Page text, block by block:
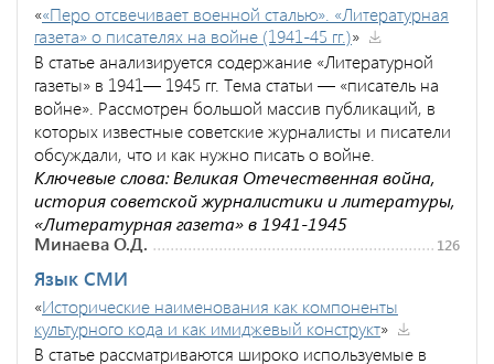
««Перо отсвечивает военной сталью». «Литературная
газета» о писателях на войне (1941-45 гг.)»
В статье анализируется содержание «Литературной
газеты» в 1941— 1945 гг. Тема статьи — «писатель на
войне». Рассмотрен большой массив публикаций, в
которых известные советские журналисты и писатели
обсуждали, что и как нужно писать о войне.
Ключевые слова: Великая Отечественная война,
история советской журналистики и литературы,
«Литературная газета» в 1941-1945
Минаева О.Д.
126
Язык СМИ
«Исторические наименования как компоненты
культурного кода и как имиджевый конструкт»
В статье рассматриваются широко используемые в